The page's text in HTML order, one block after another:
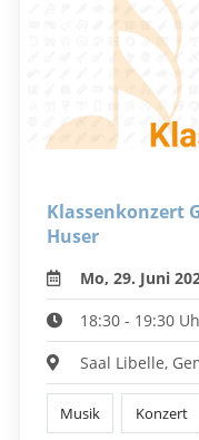
Klassenkonzert
Huser
Mo, 29. Juni
18:30 - 19:30
Saal Libelle,
Musik Konzert